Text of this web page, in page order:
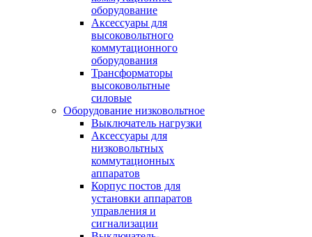
оборудование
Аксессуары для
высоковольтного
коммутационного
оборудования
Трансформаторы
высоковольтные
силовые
Оборудование низковольтное
Выключатель нагрузки
Аксессуары для
низковольтных
коммутационных
аппаратов
Корпус постов для
установки аппаратов
управления и
сигнализации